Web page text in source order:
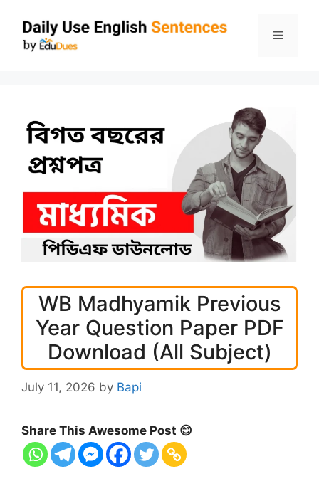
content
Menu
WB Madhyamik Previous
Year Question Paper PDF
Download (All Subject)
July 11, 2026 by Bapi
Share This Awesome Post 😊